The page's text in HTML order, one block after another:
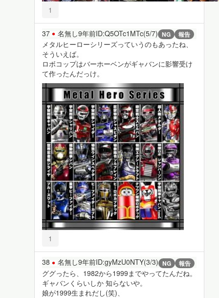
1
37 名無し9年前ID:Q5OTc1MTc(5/7) NG 報告
メタルヒーローシリーズっていうのもあったね、
そういえば。
ロボコップはバーホーベンがギャバンに影響受け
て作ったんだっけ。
1
38 名無し9年前ID:gyMzU0NTY(3/3) NG 報告
ググったら、1982から1999までやってたんだね。
ギャバンくらいしか 知らないや。
娘が1999生まれだし(笑)、